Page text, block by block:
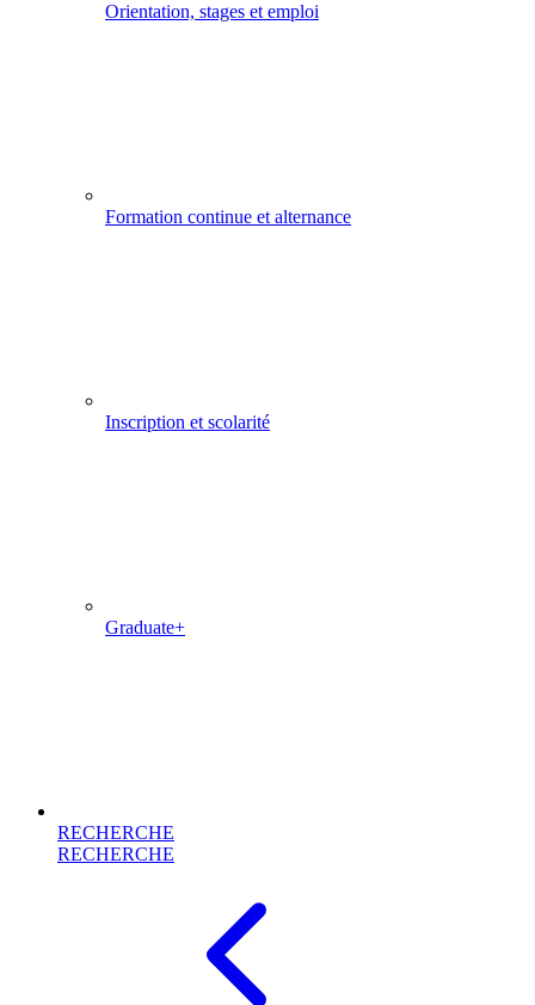
Orientation, stages et emploi
Formation continue et alternance
Inscription et scolarité
Graduate+
RECHERCHE
RECHERCHE